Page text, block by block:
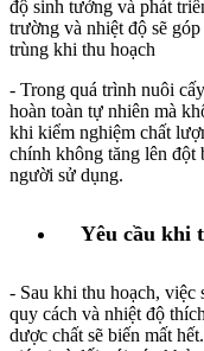
độ sinh tưởng và phát
trường và nhiệt độ sẽ
trùng khi thu hoạch
- Trong quá trình nuôi
hoàn toàn tự nhiên mà
khi kiểm nghiệm chất
chính không tăng lên đột
người sử dụng.
Yêu cầu khi
- Sau khi thu hoạch, việc
quy cách và nhiệt độ
dược chất sẽ biến mất